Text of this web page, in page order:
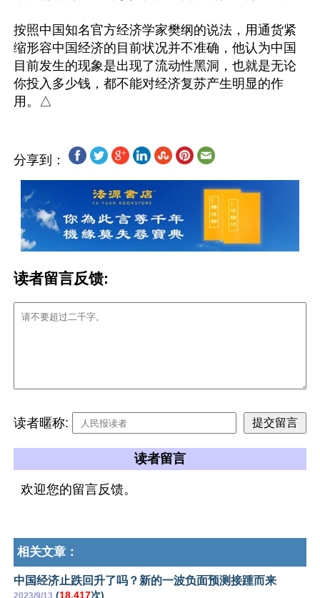
按照中国知名官方经济学家樊纲的说法，用通货紧
缩形容中国经济的目前状况并不准确，他认为中国
目前发生的现象是出现了流动性黑洞，也就是无论
你投入多少钱，都不能对经济复苏产生明显的作
分享到：
读者留言反馈:
读者暱称:
读者留言
欢迎您的留言反馈。
相关文章：
中国经济止跌回升了吗？新的一波负面预测接踵而来
2023/9/13 (18,417次)